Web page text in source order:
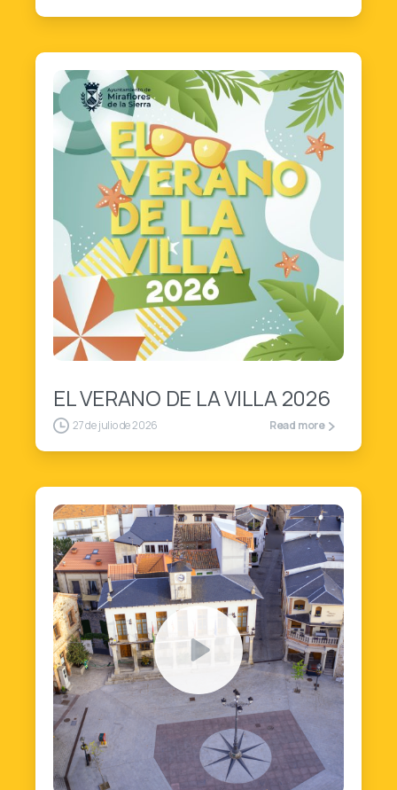
1
EL VERANO DE LA VILLA 2026
27 de julio de 2026 Read more